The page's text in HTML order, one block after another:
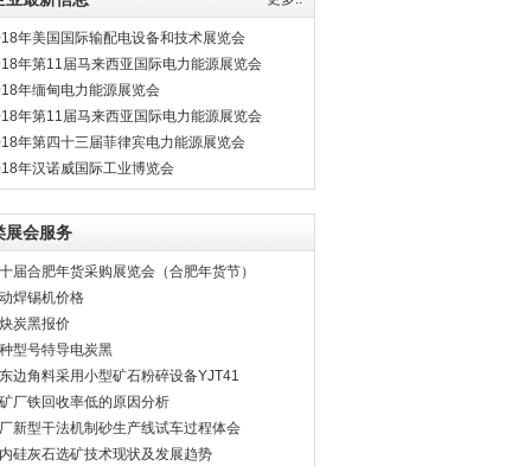
年美国国际输配电设备和技术展览会
年第11届马来西亚国际电力能源展览会
年缅甸电力能源展览会
年第11届马来西亚国际电力能源展览会
年第四十三届菲律宾电力能源展览会
年汉诺威国际工业博览会
展会服务
届合肥年货采购展览会（合肥年货节）
焊锡机价格
炭黑报价
型号特导电炭黑
边角料采用小型矿石粉碎设备YJT41
厂铁回收率低的原因分析
新型干法机制砂生产线试车过程体会
硅灰石选矿技术现状及发展趋势